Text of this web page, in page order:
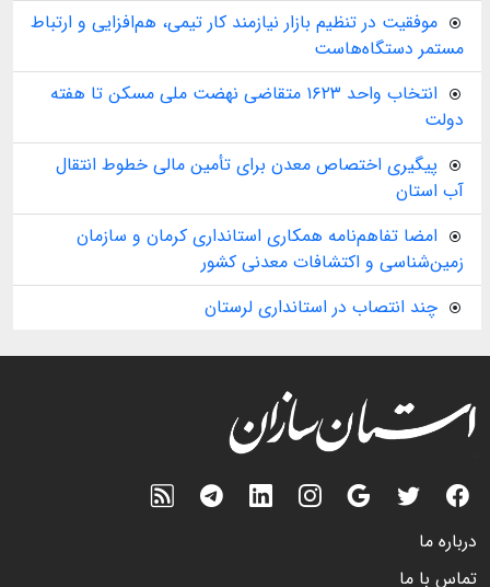
موفقیت در تنظیم بازار نیازمند کار تیمی، هم‌افزایی و ارتباط
مستمر دستگاه‌هاست
انتخاب واحد ۱۶۲۳ متقاضی نهضت ملی مسکن تا هفته
دولت
پیگیری اختصاص معدن برای تأمین مالی خطوط انتقال
آب استان
امضا تفاهم‌نامه همکاری استانداری کرمان و سازمان
زمین‌شناسی و اکتشافات معدنی کشور
چند انتصاب در استانداری لرستان
درباره ما
تماس با ما